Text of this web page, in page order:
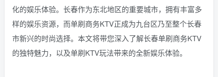
化的娱乐体验。长春作为东北地区的重要城市，拥有丰富多
样的娱乐资源，而单刷商务KTV正成为九台区乃至整个长春
市新兴的时尚选择。本文将带您深入了解长春单刷商务KTV
的独特魅力，以及单刷KTV玩法带来的全新娱乐体验。